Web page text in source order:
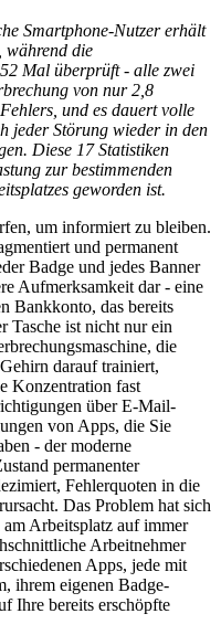
Smartphone-Nutzer erhält
während die
Mal überprüft - alle zwei
von nur 2,8
und es dauert volle
jeder Störung wieder in den
Diese 17 Statistiken
zur bestimmenden
geworden ist.
um informiert zu bleiben.
und permanent
Badge und jedes Banner
Aufmerksamkeit dar - eine
Bankkonto, das bereits
Tasche ist nicht nur ein
die
darauf trainiert,
Konzentration fast
über E-Mail-
von Apps, die Sie
- der moderne
permanenter
Fehlerquoten in die
Das Problem hat sich
Arbeitsplatz auf immer
Arbeitnehmer
Apps, jede mit
ihrem eigenen Badge-
Ihre bereits erschöpfte